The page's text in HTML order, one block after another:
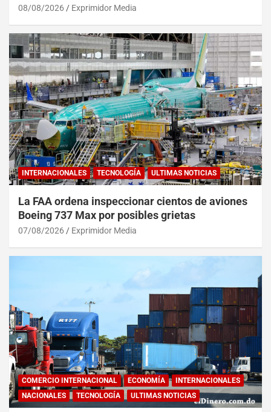
08/08/2026 Exprimidor Media
INTERNACIONALES TECNOLOGÍA ULTIMAS NOTICIAS
La FAA ordena inspeccionar cientos de aviones
Boeing 737 Max por posibles grietas
07/08/2026 Exprimidor Media
COMERCIO INTERNACIONAL ECONOMÍA
INTERNACIONALES
NACIONALES
TECNOLOGÍA ULTIMAS NOTICIAS